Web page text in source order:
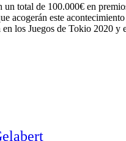
un total de 100.000€ en
acogerán este
en los Juegos de Tokio 2020 y